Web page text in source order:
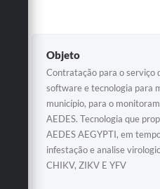
Objeto
Contratação para o serviço
software e tecnologia para
município, para o
AEDES. Tecnologia que
AEDES AEGYPTI, em
infestação e analise
CHIKV, ZIKV E YFV